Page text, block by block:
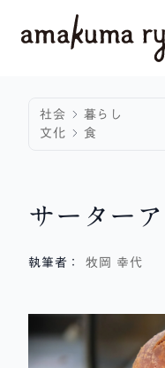
社会
暮らし
文化
食
サーター
執筆者： 牧岡 幸代